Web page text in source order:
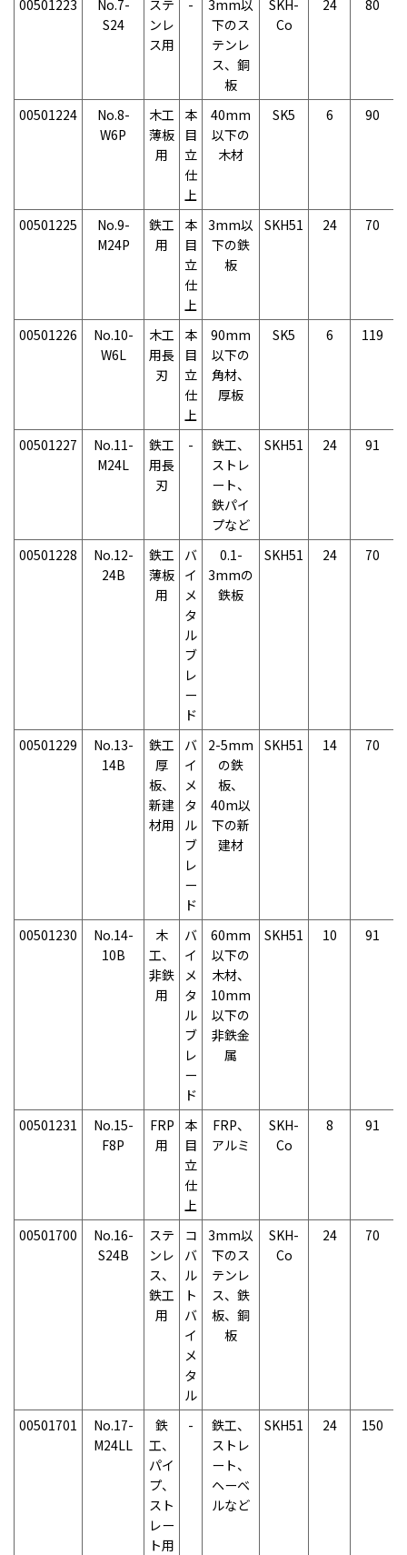
00501223
No.7-
S24
ステ
ンレ
ス用
-
3mm以
下のス
テンレ
ス、銅
板
SKH-
Co
24 80
00501224
No.8-
W6P
木工
薄板
用
本
目
立
仕
上
40mm
以下の
木材
SK5 6 90
00501225
No.9-
M24P
鉄工
用
本
目
立
仕
上
3mm以
下の鉄
板
SKH51 24 70
00501226
No.10-
W6L
木工
用長
刃
本
目
立
仕
上
90mm
以下の
角材、
厚板
SK5 6 119
00501227
No.11-
M24L
鉄工
用長
刃
-
鉄工、
ストレ
ート、
鉄パイ
プなど
SKH51 24 91
00501228
No.12-
24B
鉄工
薄板
用
バ
イ
メ
タ
ル
ブ
レ
ー
ド
0.1-
3mmの
鉄板
SKH51 24 70
00501229
No.13-
14B
鉄工
厚
板、
新建
材用
バ
イ
メ
タ
ル
ブ
レ
ー
ド
2-5mm
の鉄
板、
40m以
下の新
建材
SKH51 14 70
00501230
No.14-
10B
木
工、
非鉄
用
バ
イ
メ
タ
ル
ブ
レ
ー
ド
60mm
以下の
木材、
10mm
以下の
非鉄金
属
SKH51 10 91
00501231
No.15-
F8P
FRP
用
本
目
立
仕
上
FRP、
アルミ
SKH-
Co
8 91
00501700
No.16-
S24B
ステ
ンレ
ス、
鉄工
用
コ
バ
ル
ト
バ
イ
メ
タ
ル
3mm以
下のス
テンレ
ス、鉄
板、銅
板
SKH-
Co
24 70
00501701
No.17-
M24LL
鉄
工、
パイ
プ、
スト
レー
ト用
-
鉄工、
ストレ
ート、
ヘーベ
ルなど
SKH51 24 150